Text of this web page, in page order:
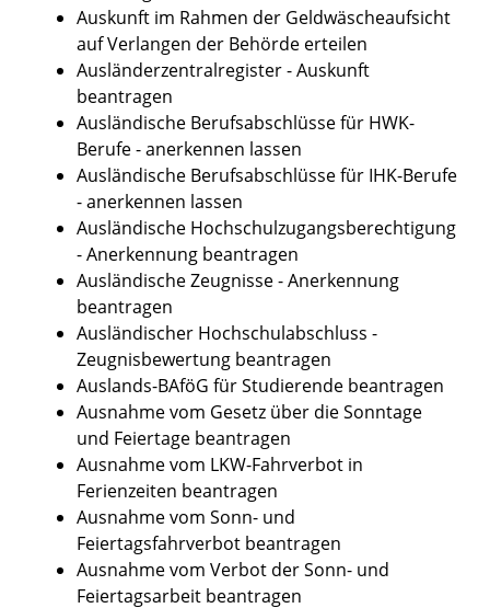
Auskunft im Rahmen der Geldwäscheaufsicht
auf Verlangen der Behörde erteilen
Ausländerzentralregister - Auskunft
beantragen
Ausländische Berufsabschlüsse für HWK-
Berufe - anerkennen lassen
Ausländische Berufsabschlüsse für IHK-Berufe
- anerkennen lassen
Ausländische Hochschulzugangsberechtigung
- Anerkennung beantragen
Ausländische Zeugnisse - Anerkennung
beantragen
Ausländischer Hochschulabschluss -
Zeugnisbewertung beantragen
Auslands-BAföG für Studierende beantragen
Ausnahme vom Gesetz über die Sonntage
und Feiertage beantragen
Ausnahme vom LKW-Fahrverbot in
Ferienzeiten beantragen
Ausnahme vom Sonn- und
Feiertagsfahrverbot beantragen
Ausnahme vom Verbot der Sonn- und
Feiertagsarbeit beantragen